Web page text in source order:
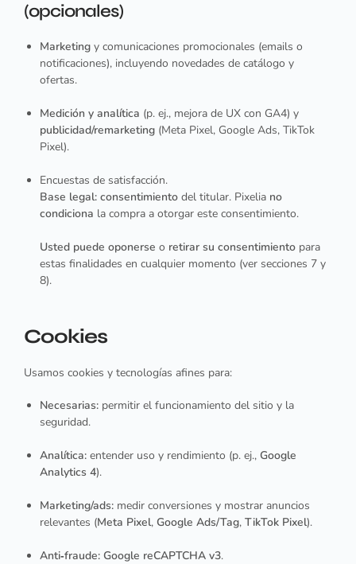
(opcionales)
Marketing y comunicaciones promocionales (emails o
notificaciones), incluyendo novedades de catálogo y
ofertas.
Medición y analítica (p. ej., mejora de UX con GA4) y
publicidad/remarketing (Meta Pixel, Google Ads, TikTok
Pixel).
Encuestas de satisfacción.
Base legal: consentimiento del titular. Pixelia no
condiciona la compra a otorgar este consentimiento.
Usted puede oponerse o retirar su consentimiento para
estas finalidades en cualquier momento (ver secciones 7 y
8).
Cookies
Usamos cookies y tecnologías afines para:
Necesarias: permitir el funcionamiento del sitio y la
seguridad.
Analítica: entender uso y rendimiento (p. ej., Google
Analytics 4).
Marketing/ads: medir conversiones y mostrar anuncios
relevantes (Meta Pixel, Google Ads/Tag, TikTok Pixel).
Anti‑fraude: Google reCAPTCHA v3.